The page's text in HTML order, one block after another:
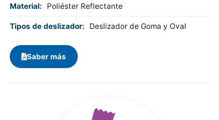
Material: Poliéster Reflectante
Tipos de deslizador: Deslizador de Goma y Oval
Saber más